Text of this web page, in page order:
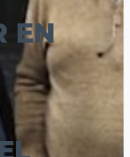
EN